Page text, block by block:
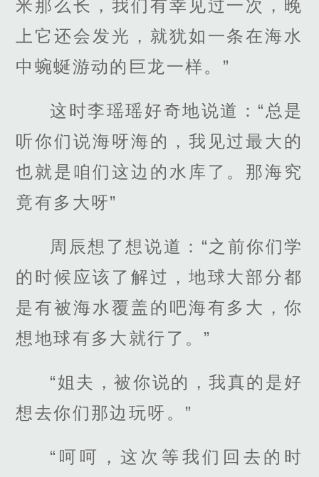
米那么长，我们有幸见过一次，晚
上它还会发光，就犹如一条在海水
中蜿蜒游动的巨龙一样。”
这时李瑶瑶好奇地说道：“总是
听你们说海呀海的，我见过最大的
也就是咱们这边的水库了。那海究
竟有多大呀”
周辰想了想说道：“之前你们学
的时候应该了解过，地球大部分都
是有被海水覆盖的吧海有多大，你
想地球有多大就行了。”
“姐夫，被你说的，我真的是好
想去你们那边玩呀。”
“呵呵，这次等我们回去的时